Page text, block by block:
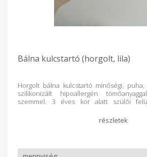
Bálna kulcstartó (horgolt, lila)
Horgolt bálna kulcstartó minőségi, puha,
szilikonizált hipoallergén
szemmel. 3 éves kor alatt szülői
mosógépben mosható 30-40 fokon.